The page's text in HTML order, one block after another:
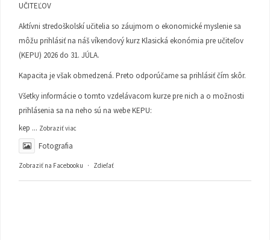
UČITEĽOV
Aktívni stredoškolskí učitelia so záujmom o ekonomické myslenie sa
môžu prihlásiť na náš víkendový kurz Klasická ekonómia pre učiteľov
(KEPU) 2026 do 31. JÚLA.
Kapacita je však obmedzená. Preto odporúčame sa prihlásiť čím skôr.
Všetky informácie o tomto vzdelávacom kurze pre nich a o možnosti
prihlásenia sa na neho sú na webe KEPU:
kep ... Zobraziť viac
Fotografia
Zobraziť na Facebooku · Zdieľať